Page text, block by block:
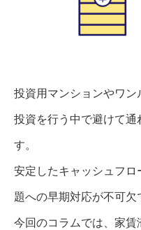
投資用マンションやワ
投資を行う中で避けて
す。
安定したキャッシュフロ
題への早期対応が不可欠
今回のコラムでは、家賃